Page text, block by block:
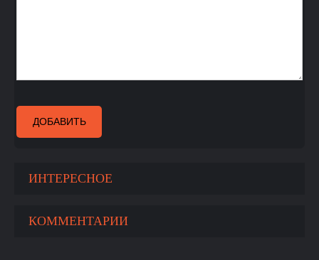
ДОБАВИТЬ
ИНТЕРЕСНОЕ
КОММЕНТАРИИ